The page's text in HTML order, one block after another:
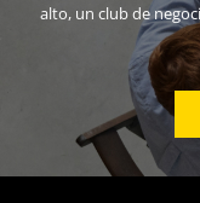
alto, un club de